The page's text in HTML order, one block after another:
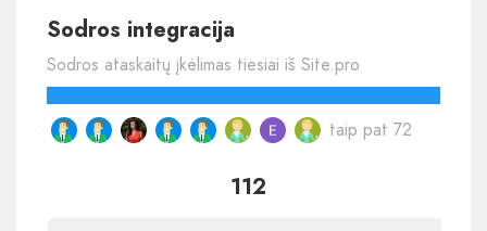
112
Sodros integracija
Sodros ataskaitų įkėlimas tiesiai iš Site.pro
taip pat 72